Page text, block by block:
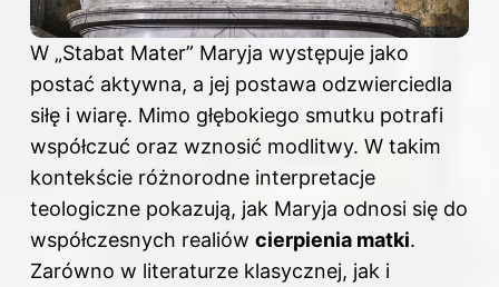
W „Stabat Mater” Maryja występuje jako
postać aktywna, a jej postawa odzwierciedla
siłę i wiarę. Mimo głębokiego smutku potrafi
współczuć oraz wznosić modlitwy. W takim
kontekście różnorodne interpretacje
teologiczne pokazują, jak Maryja odnosi się do
współczesnych realiów cierpienia matki.
Zarówno w literaturze klasycznej, jak i